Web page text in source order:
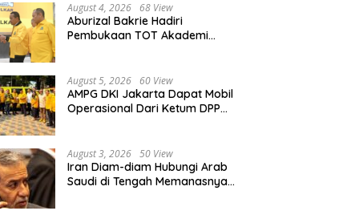
August 4, 2026 68 View
Aburizal Bakrie Hadiri
Pembukaan TOT Akademi
Berkualitas
August 5, 2026 60 View
AMPG DKI Jakarta Dapat Mobil
Operasional Dari Ketum DPP
August 3, 2026 50 View
Iran Diam-diam Hubungi Arab
Saudi di Tengah Memanasnya